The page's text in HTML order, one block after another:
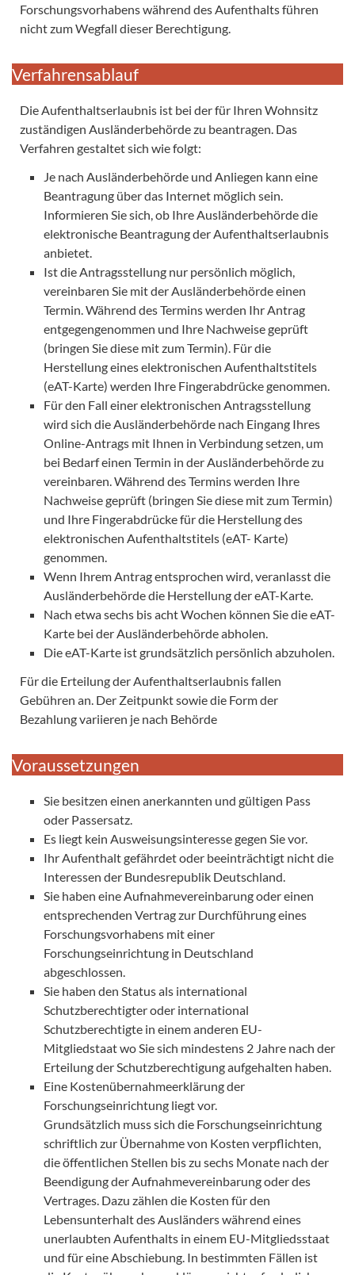
Forschungsvorhabens während des Aufenthalts führen
nicht zum Wegfall dieser Berechtigung.
Verfahrensablauf
Die Aufenthaltserlaubnis ist bei der für Ihren Wohnsitz
zuständigen Ausländerbehörde zu beantragen. Das
Verfahren gestaltet sich wie folgt:
Je nach Ausländerbehörde und Anliegen kann eine
Beantragung über das Internet möglich sein.
Informieren Sie sich, ob Ihre Ausländerbehörde die
elektronische Beantragung der Aufenthaltserlaubnis
anbietet.
Ist die Antragsstellung nur persönlich möglich,
vereinbaren Sie mit der Ausländerbehörde einen
Termin. Während des Termins werden Ihr Antrag
entgegengenommen und Ihre Nachweise geprüft
(bringen Sie diese mit zum Termin). Für die
Herstellung eines elektronischen Aufenthaltstitels
(eAT-Karte) werden Ihre Fingerabdrücke genommen.
Für den Fall einer elektronischen Antragsstellung
wird sich die Ausländerbehörde nach Eingang Ihres
Online-Antrags mit Ihnen in Verbindung setzen, um
bei Bedarf einen Termin in der Ausländerbehörde zu
vereinbaren. Während des Termins werden Ihre
Nachweise geprüft (bringen Sie diese mit zum Termin)
und Ihre Fingerabdrücke für die Herstellung des
elektronischen Aufenthaltstitels (eAT- Karte)
genommen.
Wenn Ihrem Antrag entsprochen wird, veranlasst die
Ausländerbehörde die Herstellung der eAT-Karte.
Nach etwa sechs bis acht Wochen können Sie die eAT-
Karte bei der Ausländerbehörde abholen.
Die eAT-Karte ist grundsätzlich persönlich abzuholen.
Für die Erteilung der Aufenthaltserlaubnis fallen
Gebühren an. Der Zeitpunkt sowie die Form der
Bezahlung variieren je nach Behörde
Voraussetzungen
Sie besitzen einen anerkannten und gültigen Pass
oder Passersatz.
Es liegt kein Ausweisungsinteresse gegen Sie vor.
Ihr Aufenthalt gefährdet oder beeinträchtigt nicht die
Interessen der Bundesrepublik Deutschland.
Sie haben eine Aufnahmevereinbarung oder einen
entsprechenden Vertrag zur Durchführung eines
Forschungsvorhabens mit einer
Forschungseinrichtung in Deutschland
abgeschlossen.
Sie haben den Status als international
Schutzberechtigter oder international
Schutzberechtigte in einem anderen EU-
Mitgliedstaat wo Sie sich mindestens 2 Jahre nach der
Erteilung der Schutzberechtigung aufgehalten haben.
Eine Kostenübernahmeerklärung der
Forschungseinrichtung liegt vor.
Grundsätzlich muss sich die Forschungseinrichtung
schriftlich zur Übernahme von Kosten verpflichten,
die öffentlichen Stellen bis zu sechs Monate nach der
Beendigung der Aufnahmevereinbarung oder des
Vertrages. Dazu zählen die Kosten für den
Lebensunterhalt des Ausländers während eines
unerlaubten Aufenthalts in einem EU-Mitgliedsstaat
und für eine Abschiebung. In bestimmten Fällen ist